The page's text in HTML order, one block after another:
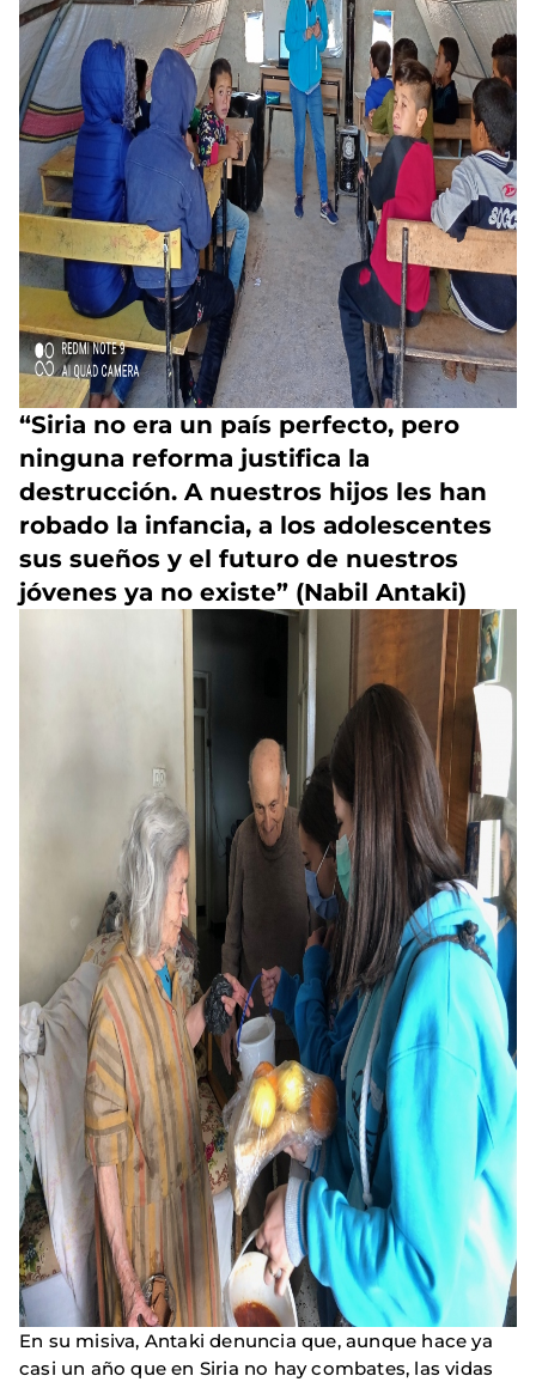
“Siria no era un país perfecto, pero
ninguna reforma justifica la
destrucción. A nuestros hijos les han
robado la infancia, a los adolescentes
sus sueños y el futuro de nuestros
jóvenes ya no existe” (Nabil Antaki)
En su misiva, Antaki denuncia que, aunque hace ya
casi un año que en Siria no hay combates, las vidas